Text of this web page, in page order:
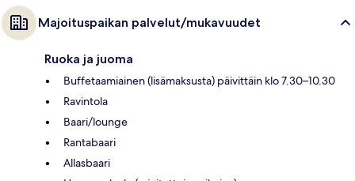
Majoituspaikan palvelut/mukavuudet
Ruoka ja juoma
Buffetaamiainen (lisämaksusta) päivittäin klo 7.30–10.30
Ravintola
Baari/lounge
Rantabaari
Allasbaari